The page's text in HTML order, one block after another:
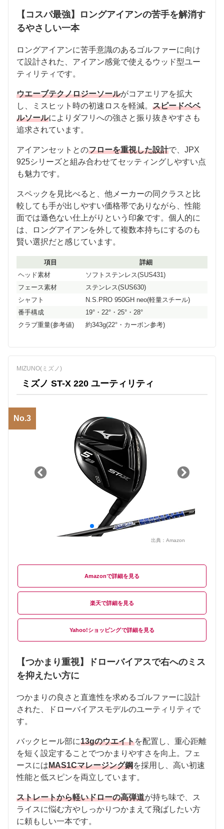
【コスパ最強】ロングアイアンの苦手を解消す
るやさしい一本
ロングアイアンに苦手意識のあるゴルファーに向け
て設計された、アイアン感覚で使えるウッド型ユー
ティリティです。
ウエーブテクノロジーソールがコアエリアを拡大
し、ミスヒット時の初速ロスを軽減。 スピードベベ
ルソールによりダフリへの強さと振り抜きやすさも
追求されています。
アイアンセットとのフローを重視した設計で、JPX
925シリーズと組み合わせてセッティングしやすい点
も魅力です。
スペックを見比べると、他メーカーの同クラスと比
較しても手が出しやすい価格帯でありながら、性能
面では遜色ない仕上がりという印象です。個人的に
は、ロングアイアンを外して複数本持ちにするのも
賢い選択だと感じています。
項目
詳細
ヘッド素材
ソフトステンレス(SUS431)
フェース素材
ステンレス(SUS630)
シャフト
N.S.PRO 950GH neo(軽量スチール)
番手構成
19°・22°・25°・28°
クラブ重量(参考値)
約343g(22°・カーボン参考)
MIZUNO(ミズノ)
ミズノ ST-X 220 ユーティリティ
No.3
出典： Amazon
Amazon
楽天
Yahoo!ショッピング
【つかまり重視】ドローバイアスで右へのミス
を抑えたい方に
つかまりの良さと直進性を求めるゴルファーに設計
された、ドローバイアスモデルのユーティリティで
す。
バックヒール部に13gのウエイトを配置し、重心距離
を短く設定することでつかまりやすさを向上。フェ
ースにはMAS1Cマレージング鋼 を採用し、高い初速
性能と低スピンを両立しています。
ストレートから軽いドローの高弾道が持ち味で、ス
ライスに悩む方やしっかりつかまえて飛ばしたい方
に頼もしい一本です。